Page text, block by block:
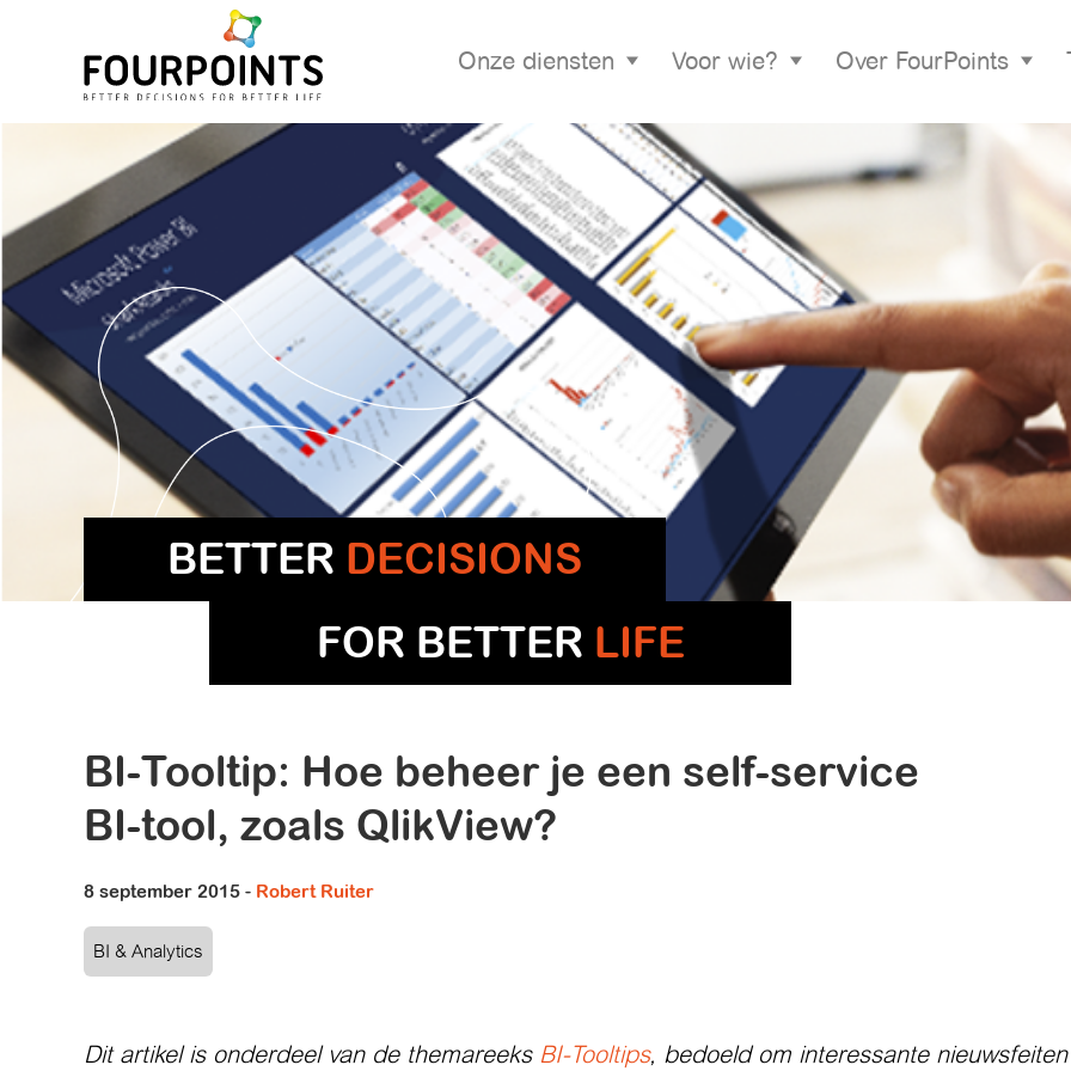
Onze diensten Voor wie? Over FourPoints
BETTER DECISIONS
FOR BETTER LIFE
BI-Tooltip: Hoe beheer je een self-service
BI-tool, zoals QlikView?
8 september 2015 - Robert Ruiter
BI & Analytics
Dit artikel is onderdeel van de themareeks BI-Tooltips, bedoeld om interessante